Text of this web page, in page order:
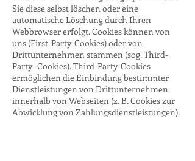
Sie diese selbst löschen oder eine
automatische Löschung durch Ihren
Webbrowser erfolgt. Cookies können von
uns (First-Party-Cookies) oder von
Drittunternehmen stammen (sog. Third-
Party- Cookies). Third-Party-Cookies
ermöglichen die Einbindung bestimmter
Dienstleistungen von Drittunternehmen
innerhalb von Webseiten (z. B. Cookies zur
Abwicklung von Zahlungsdienstleistungen).